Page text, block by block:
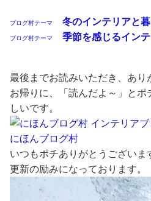
ブログ村テーマ 冬のインテリアと
ブログ村テーマ 季節を感じるイン
最後までお読みいただき、あり
お帰りに、「読んだよ～」と
しいです。
にほんブログ村
いつもポチありがとうございま
更新の励みになっております。